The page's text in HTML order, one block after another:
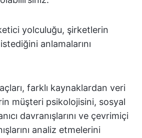
yolculuğu, şirketlerin
anlamalarını
farklı kaynaklardan veri
müşteri psikolojisini, sosyal
davranışlarını ve çevrimiçi
analiz etmelerini